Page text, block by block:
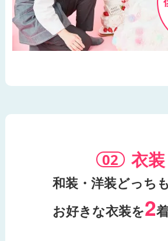
衣装
和装・洋装どっち
お好きな衣装を2